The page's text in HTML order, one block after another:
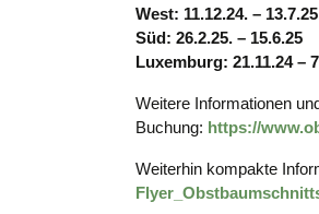
West: 11.12.24. – 13.7.25
Süd: 26.2.25. – 15.6.25
Luxemburg: 21.11.24 –
Weitere Informationen
Buchung: https://
Weiterhin kompakte